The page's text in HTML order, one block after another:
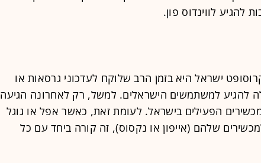
להגיע לווינדוס פון.
ישראל היא בזמן הרב שלוקח לעדכוני גרסאות או
להגיע למשתמשים הישראלים. למשל, רק לאחרונה הגיעה
8.1 לחלק מהמכשירים הפעילים בישראל. לעומת זאת, כאשר אפל או גוגל
שלהם (אייפון או נקסוס), זה קורה ביחד עם כל